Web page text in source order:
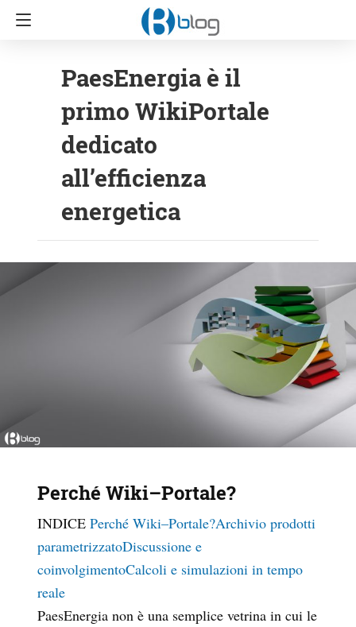
PaesEnergia è il
primo WikiPortale
dedicato
all’efficienza
energetica
Perché Wiki–Portale?
INDICE Perché Wiki–Portale?Archivio prodotti
parametrizzatoDiscussione e
coinvolgimentoCalcoli e simulazioni in tempo
reale
PaesEnergia non è una semplice vetrina in cui le